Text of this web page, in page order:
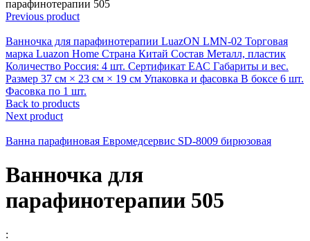
парафинотерапии 505
Previous product
Ванночка для парафинотерапии LuazON LMN-02 Торговая
марка Luazon Home Страна Китай Состав Металл, пластик
Количество Россия: 4 шт. Сертификат ЕАС Габариты и вес.
Размер 37 см × 23 см × 19 см Упаковка и фасовка В боксе 6 шт.
Фасовка по 1 шт.
Back to products
Next product
Ванна парафиновая Евромедсервис SD-8009 бирюзовая
Ванночка для
парафинотерапии 505
: